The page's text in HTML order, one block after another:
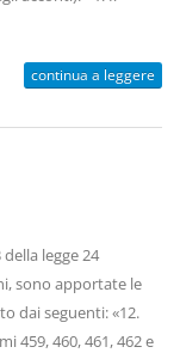
continua a leggere
della legge 24
sono apportate le
dai seguenti: «12.
459, 460, 461, 462 e